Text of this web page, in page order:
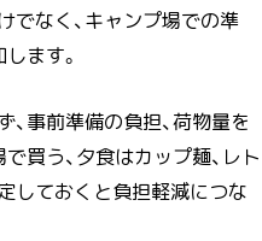
でなく、キャンプ場での準
ます。
事前準備の負担、荷物量を
買う、夕食はカップ麺、レト
しておくと負担軽減につな